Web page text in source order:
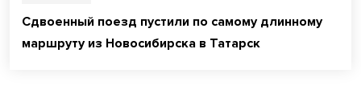
Сдвоенный поезд пустили по самому длинному
маршруту из Новосибирска в Татарск